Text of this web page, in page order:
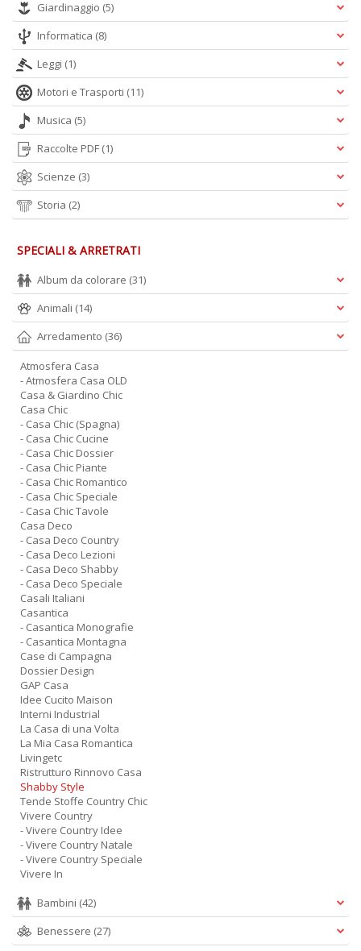
Giardinaggio (5)
Informatica (8)
Leggi (1)
Motori e Trasporti (11)
Musica (5)
Raccolte PDF (1)
Scienze (3)
Storia (2)
SPECIALI & ARRETRATI
Album da colorare (31)
Animali (14)
Arredamento (36)
Atmosfera Casa
- Atmosfera Casa OLD
Casa & Giardino Chic
Casa Chic
- Casa Chic (Spagna)
- Casa Chic Cucine
- Casa Chic Dossier
- Casa Chic Piante
- Casa Chic Romantico
- Casa Chic Speciale
- Casa Chic Tavole
Casa Deco
- Casa Deco Country
- Casa Deco Lezioni
- Casa Deco Shabby
- Casa Deco Speciale
Casali Italiani
Casantica
- Casantica Monografie
- Casantica Montagna
Case di Campagna
Dossier Design
GAP Casa
Idee Cucito Maison
Interni Industrial
La Casa di una Volta
La Mia Casa Romantica
Livingetc
Ristrutturo Rinnovo Casa
Shabby Style
Tende Stoffe Country Chic
Vivere Country
- Vivere Country Idee
- Vivere Country Natale
- Vivere Country Speciale
Vivere In
Bambini (42)
Benessere (27)